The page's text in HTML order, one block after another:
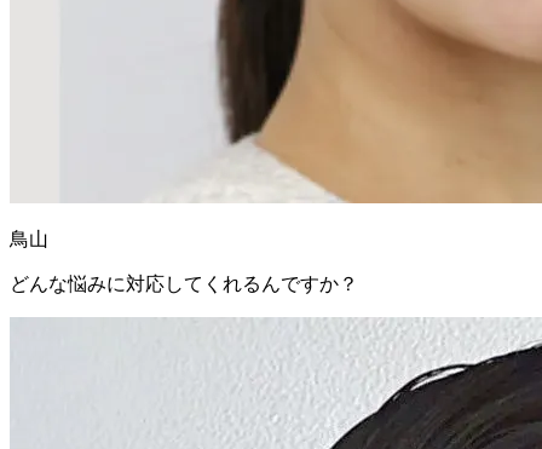
鳥山
どんな悩みに対応してくれるんですか？